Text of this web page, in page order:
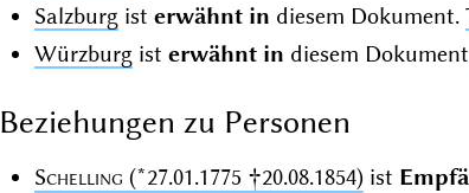
Salzburg ist erwähnt in diesem Dokument.
Würzburg ist erwähnt in diesem
Beziehungen zu Personen
Schelling (*27.01.1775 †20.08.1854)ist